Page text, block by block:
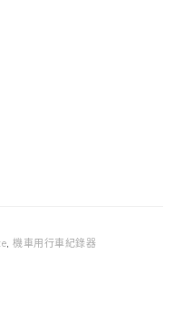
,機車用行車紀錄器